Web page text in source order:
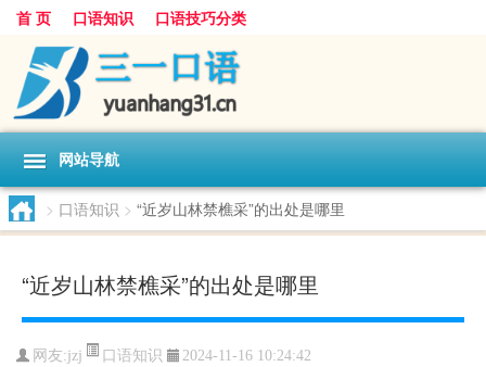
首 页 口语知识 口语技巧分类
网站导航
> 口语知识 > “近岁山林禁樵采”的出处是哪里
“近岁山林禁樵采”的出处是哪里
网友:jzj 口语知识 2024-11-16 10:24:42